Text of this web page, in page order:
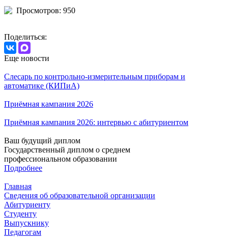
Просмотров: 950
Поделиться:
Еще новости
Слесарь по контрольно-измерительным приборам и
автоматике (КИПиА)
Приёмная кампания 2026
Приёмная кампания 2026: интервью с абитуриентом
Ваш будущий диплом
Государственный диплом о среднем
профессиональном образовании
Подробнее
Главная
Сведения об образовательной организации
Абитуриенту
Студенту
Выпускнику
Педагогам